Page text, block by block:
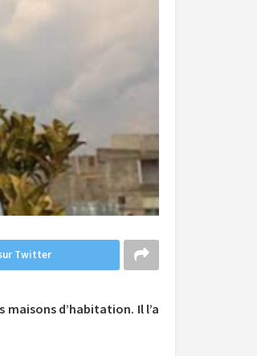
Twitter
maisons d’habitation. Il l’a